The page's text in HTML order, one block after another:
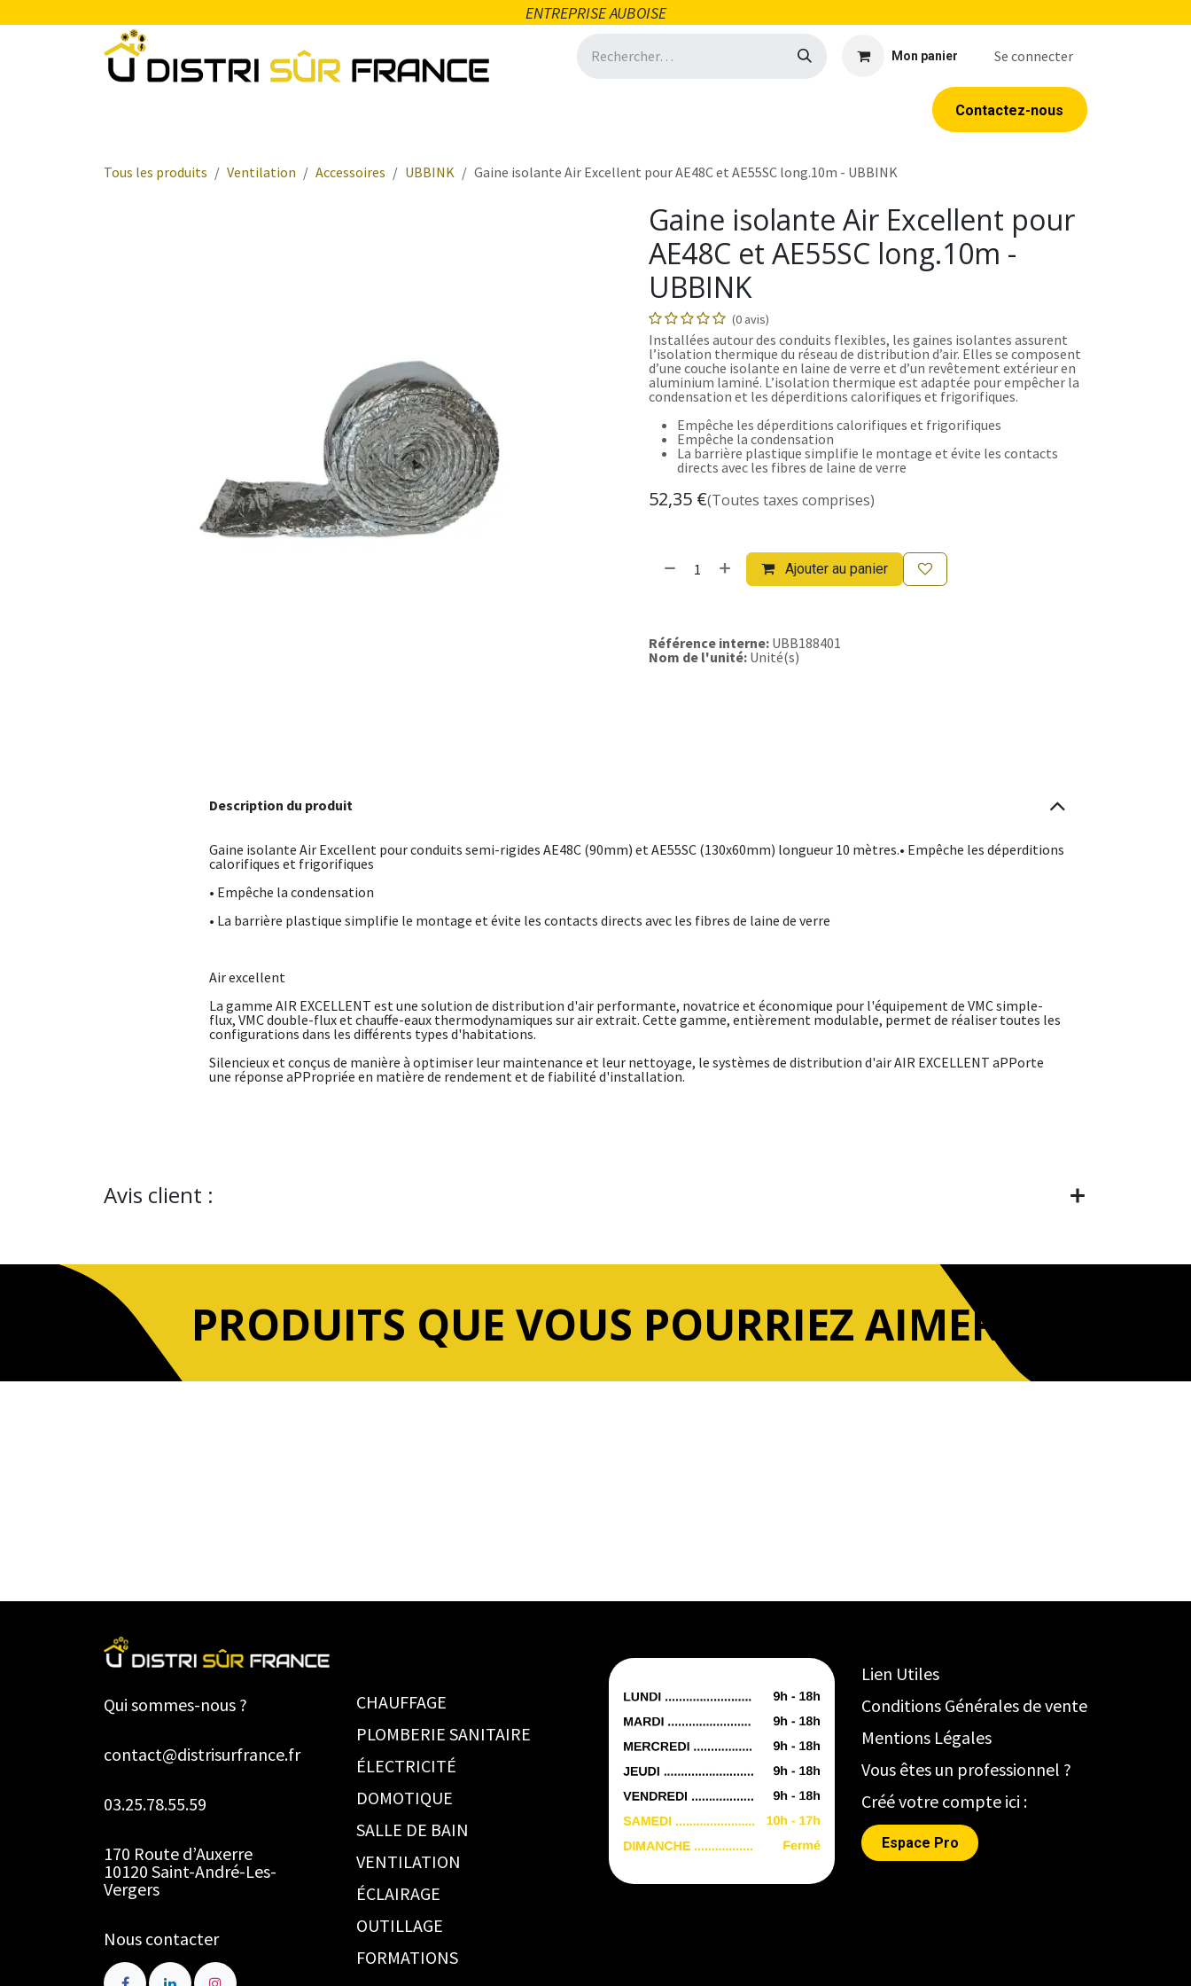
ENTREPRISE AUBOISE
Mon panier Se connecter
Outillage Formations
Contacte​​​​z​​​​​​​​-​​nous
Tous les produits Ventilation Accessoires UBBINK Gaine isolante Air Excellent pour AE48C et AE55SC long.10m - UBBINK
Gaine isolante Air Excellent pour
AE48C et AE55SC long.10m -
UBBINK
(0 avis)
Installées autour des conduits flexibles, les gaines isolantes assurent
l’isolation thermique du réseau de distribution d’air. Elles se composent
d’une couche isolante en laine de verre et d’un revêtement extérieur en
aluminium laminé. L’isolation thermique est adaptée pour empêcher la
condensation et les déperditions calorifiques et frigorifiques.
Empêche les déperditions calorifiques et frigorifiques
Empêche la condensation
La barrière plastique simplifie le montage et évite les contacts
directs avec les fibres de laine de verre
52,35 €(Toutes taxes comprises)
Ajouter au panier
Référence interne: UBB188401
Nom de l'unité: Unité(s)
Description du produit
Gaine isolante Air Excellent pour conduits semi-rigides AE48C (90mm) et AE55SC (130x60mm) longueur 10 mètres.• Empêche les déperditions
calorifiques et frigorifiques
• Empêche la condensation
• La barrière plastique simplifie le montage et évite les contacts directs avec les fibres de laine de verre
Air excellent
La gamme AIR EXCELLENT est une solution de distribution d'air performante, novatrice et économique pour l'équipement de VMC simple-
flux, VMC double-flux et chauffe-eaux thermodynamiques sur air extrait. Cette gamme, entièrement modulable, permet de réaliser toutes les
configurations dans les différents types d'habitations.
Silencieux et conçus de manière à optimiser leur maintenance et leur nettoyage, le systèmes de distribution d'air AIR EXCELLENT aPPorte
une réponse aPPropriée en matière de rendement et de fiabilité d'installation.
Avis client :
PRODUITS QUE VOUS POURRIEZ AIMER
Qui sommes-nous ?
contact@distrisurfrance.fr
03.25.78.55.59
170 Route d’Auxerre
10120 Saint-André-Les-
Vergers
Nous contacter
CHAUFFAGE
PLOMBERIE SANITAIRE
ÉLECTRICITÉ
DOMOTIQUE
SALLE DE BAIN
VENTILATION
ÉCLAIRAGE
OUTILLAGE
FORMATIONS
Lien Utiles
Conditions Générales de vente
Mentions Légales
Vous êtes un professionnel ?
Créé votre compte ici :
Espace Pro